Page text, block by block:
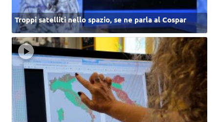
Troppi satelliti nello spazio, se ne parla al Cospar